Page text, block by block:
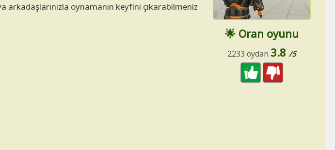
🌟 Oran oyunu
2233 oydan 3.8 /5
arkadaşlarınızla oynamanın keyfini çıkarabilmeniz